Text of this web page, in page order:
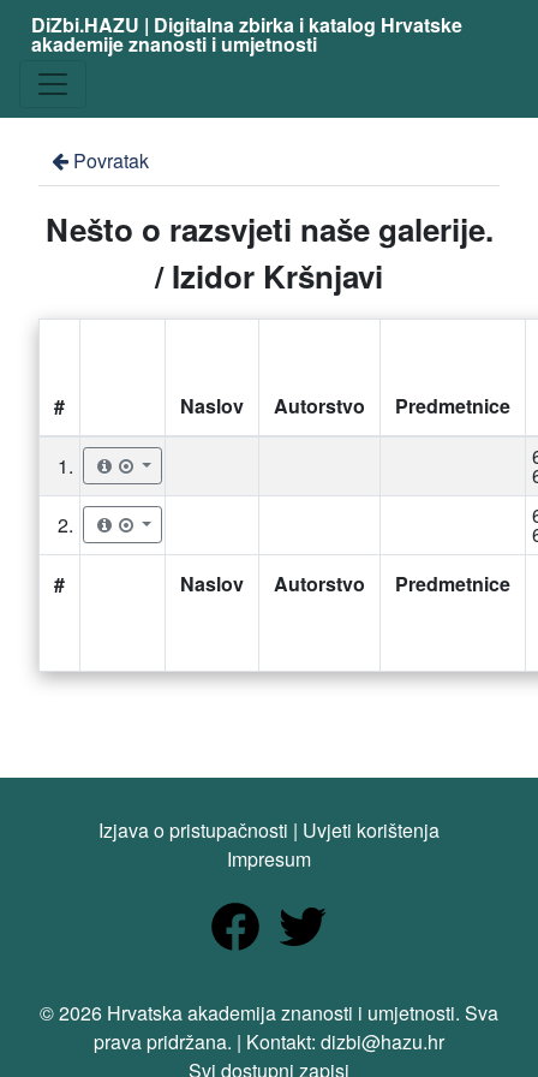
DiZbi.HAZU | Digitalna zbirka i katalog Hrvatske
akademije znanosti i umjetnosti
Povratak
Nešto o razsvjeti naše galerije.
/ Izidor Kršnjavi
# Naslov Autorstvo Predmetnice
# Naslov Autorstvo Predmetnice
1.
2.
Izjava o pristupačnosti | Uvjeti korištenja
Impresum
© 2026 Hrvatska akademija znanosti i umjetnosti. Sva
prava pridržana. | Kontakt: dizbi@hazu.hr
Svi dostupni zapisi